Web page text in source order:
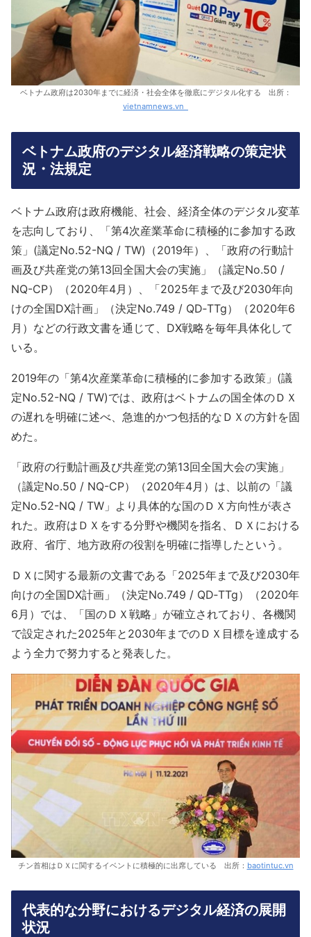
ベトナム政府は2030年までに経済・社会全体を徹底にデジタル化する 出所：
vietnamnews.vn
ベトナム政府のデジタル経済戦略の策定状
況・法規定
ベトナム政府は政府機能、社会、経済全体のデジタル変革
を志向しており、「第4次産業革命に積極的に参加する政
策」(議定No.52-NQ / TW)（2019年）、「政府の行動計
画及び共産党の第13回全国大会の実施」（議定No.50 /
NQ-CP）（2020年4月）、「2025年まで及び2030年向
けの全国DX計画」（決定No.749 / QD‐TTg）（2020年6
月）などの行政文書を通じて、DX戦略を毎年具体化して
いる。
2019年の「第4次産業革命に積極的に参加する政策」(議
定No.52-NQ / TW)では、政府はベトナムの国全体のＤＸ
の遅れを明確に述べ、急進的かつ包括的なＤＸの方針を固
めた。
「政府の行動計画及び共産党の第13回全国大会の実施」
（議定No.50 / NQ-CP）（2020年4月）は、以前の「議
定No.52-NQ / TW」より具体的な国のＤＸ方向性が表さ
れた。政府はＤＸをする分野や機関を指名、ＤＸにおける
政府、省庁、地方政府の役割を明確に指導したという。
ＤＸに関する最新の文書である「2025年まで及び2030年
向けの全国DX計画」（決定No.749 / QD‐TTg）（2020年
6月）では、「国のＤＸ戦略」が確立されており、各機関
で設定された2025年と2030年までのＤＸ目標を達成する
よう全力で努力すると発表した。
チン首相はＤＸに関するイベントに積極的に出席している 出所： baotintuc.vn
代表的な分野におけるデジタル経済の展開
状況